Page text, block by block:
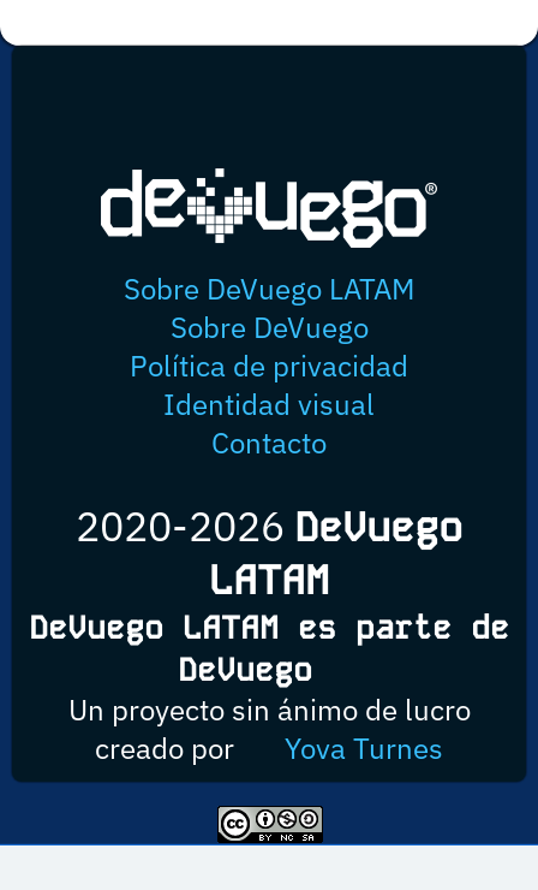
Sobre DeVuego LATAM
Sobre DeVuego
Política de privacidad
Identidad visual
Contacto
2020-2026 DeVuego
LATAM
DeVuego LATAM es parte de
DeVuego
Un proyecto sin ánimo de lucro
creado por
Yova Turnes